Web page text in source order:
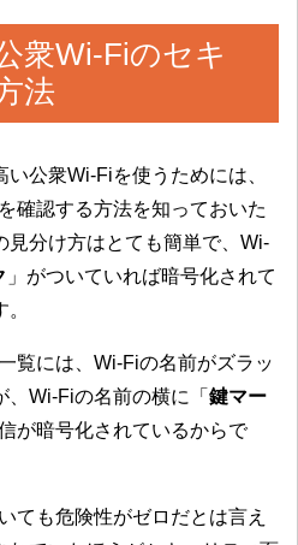
衆Wi-Fiのセキ
法
公衆Wi-Fiを使うためには、
確認する方法を知っておいた
見分け方はとても簡単で、Wi-
」がついていれば暗号化されて
覧には、Wi-Fiの名前がズラッ
Wi-Fiの名前の横に「 鍵マー
が暗号化されているからで
ても危険性がゼロだとは言え